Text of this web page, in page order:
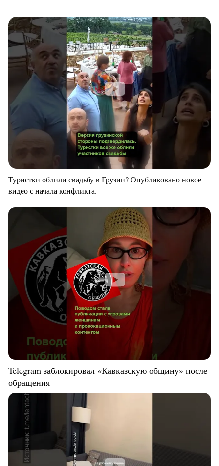
Туристки облили свадьбу в Грузии? Опубликовано новое
видео с начала конфликта.
Telegram заблокировал «Кавказскую общину» после
обращения